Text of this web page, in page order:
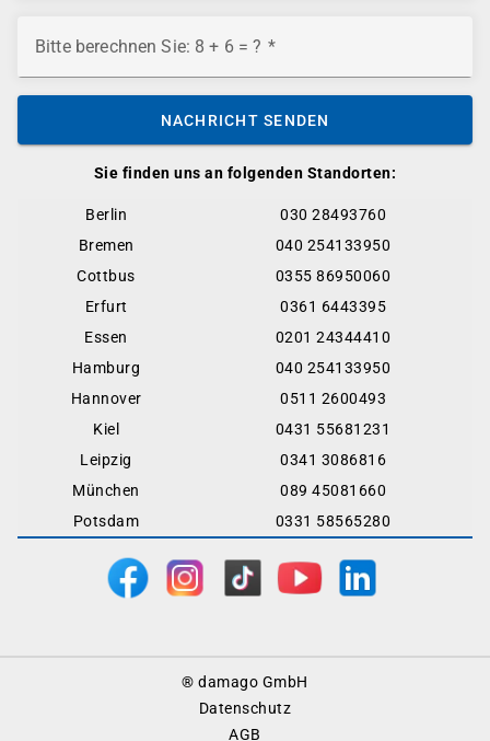
Sie finden uns an folgenden Standorten:
Berlin
030 28493760
Bremen
040 254133950
Cottbus
0355 86950060
Erfurt
0361 6443395
Essen
0201 24344410
Hamburg
040 254133950
Hannover
0511 2600493
Kiel
0431 55681231
Leipzig
0341 3086816
München
089 45081660
Potsdam
0331 58565280
Bitte berechnen Sie: 8 + 6 = ?
NACHRICHT SENDEN
® damago GmbH
Datenschutz
AGB